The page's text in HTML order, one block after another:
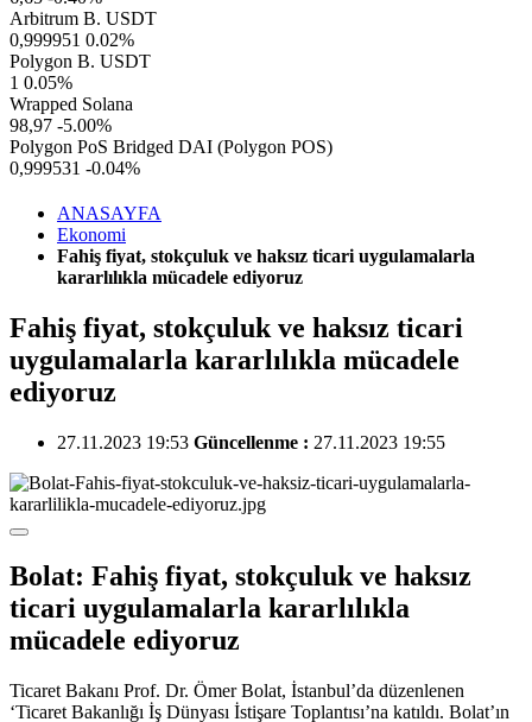
Arbitrum B. USDT
0,999951 0.02%
Polygon B. USDT
1 0.05%
Wrapped Solana
98,97 -5.00%
Polygon PoS Bridged DAI (Polygon POS)
0,999531 -0.04%
ANASAYFA
Ekonomi
Fahiş fiyat, stokçuluk ve haksız ticari uygulamalarla
kararlılıkla mücadele ediyoruz
Fahiş fiyat, stokçuluk ve haksız ticari
uygulamalarla kararlılıkla mücadele
ediyoruz
27.11.2023 19:53 Güncellenme : 27.11.2023 19:55
Bolat: Fahiş fiyat, stokçuluk ve haksız
ticari uygulamalarla kararlılıkla
mücadele ediyoruz
Ticaret Bakanı Prof. Dr. Ömer Bolat, İstanbul’da düzenlenen
‘Ticaret Bakanlığı İş Dünyası İstişare Toplantısı’na katıldı. Bolat’ın